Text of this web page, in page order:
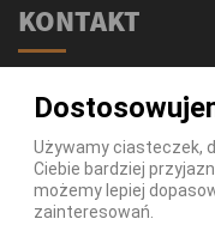
Używamy ciasteczek,
Ciebie bardziej
możemy lepiej
zainteresowań.
KONTAKT
ul. Stołeczna 2/lok 102
15-879 Białystok
Telefon:
539 111 590
Infolinia:Pn-Pt 9-17